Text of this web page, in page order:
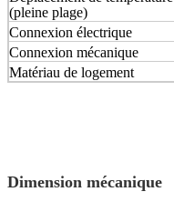
(pleine plage)
Connexion électrique
Connexion mécanique
Matériau de logement
Dimension mécanique